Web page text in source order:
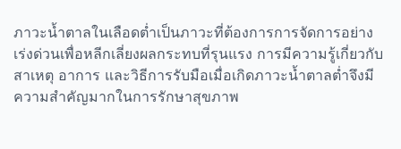
ภาวะน้ำตาลในเลือดต่ำเป็นภาวะที่ต้องการการจัดการอย่าง
เร่งด่วนเพื่อหลีกเลี่ยงผลกระทบที่รุนแรง การมีความรู้เกี่ยวกับ
สาเหตุ อาการ และวิธีการรับมือเมื่อเกิดภาวะน้ำตาลต่ำจึงมี
ความสำคัญมากในการรักษาสุขภาพ